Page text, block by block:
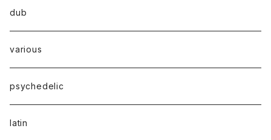
dub
various
psychedelic
latin